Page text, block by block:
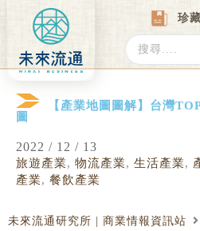
content
珍
Search
...
【產業地圖圖解】台灣
圖
2022 / 12 / 13
旅遊產業, 物流產業, 生活產業,
產業, 餐飲產業
未來流通研究所 | 商業情報資訊站